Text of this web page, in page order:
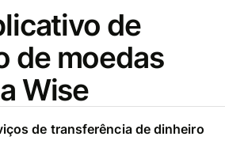
de
de moedas
Wise
de transferência de dinheiro